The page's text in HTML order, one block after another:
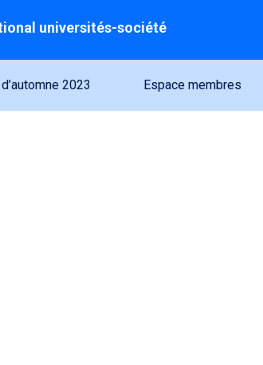
universités-société
2023 Espace membres